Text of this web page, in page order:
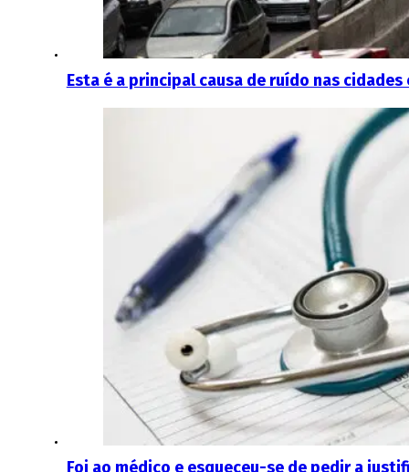
Esta é a principal causa de ruído nas
Foi ao médico e esqueceu-se de pedir a